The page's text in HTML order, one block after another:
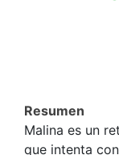
Resumen
Malina es un
que intenta